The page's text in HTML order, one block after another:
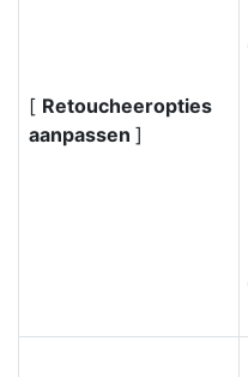
[ Retoucheeropties
aanpassen ]